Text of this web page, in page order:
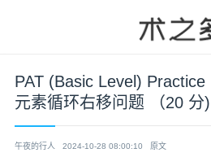
PAT (Basic Level)
元素循环右移问题 （20 分)
午夜的行人 2024-10-28 08:00:10 原文